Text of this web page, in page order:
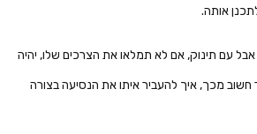
אותה.
עם תינוק, אם לא תמלאו את הצרכים שלו, יהיה
חשוב מכך, איך להעביר איתו את הנסיעה בצורה